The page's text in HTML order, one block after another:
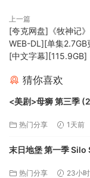
上一篇
[夸克网盘]《牧神记
WEB-DL][单集2.7GB
[中文字幕][115.9GB]
猜你喜欢
<美剧>母狮 第三季
热门分享 1天前
末日地堡 第一季
热门分享 23小